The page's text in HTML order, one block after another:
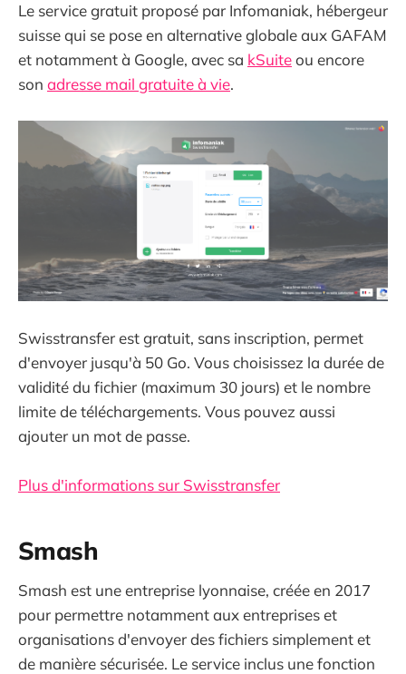
Le service gratuit proposé par Infomaniak, hébergeur
suisse qui se pose en alternative globale aux GAFAM
et notamment à Google, avec sa kSuiteou encore
son adresse mail gratuite à vie.
Swisstransfer est gratuit, sans inscription, permet
d'envoyer jusqu'à 50 Go. Vous choisissez la durée de
validité du fichier (maximum 30 jours) et le nombre
limite de téléchargements. Vous pouvez aussi
ajouter un mot de passe.
Plus d'informations sur Swisstransfer
Smash
Smash est une entreprise lyonnaise, créée en 2017
pour permettre notamment aux entreprises et
organisations d'envoyer des fichiers simplement et
de manière sécurisée. Le service inclus une fonction